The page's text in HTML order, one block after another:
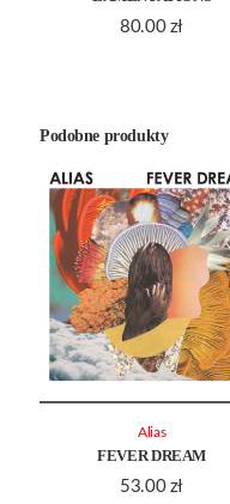
80.00 zł
Podobne produkty
FEVER DREAM
53.00 zł
Alias